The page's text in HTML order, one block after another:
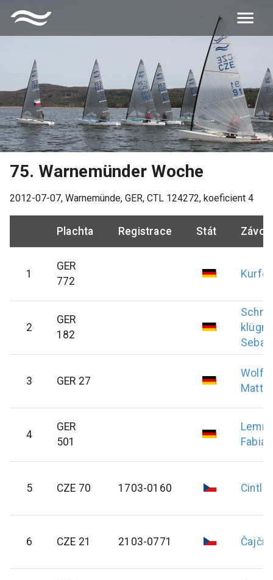
75. Warnemünder Woche
2012-07-07, Warnemünde, GER, CTL 124272, koeficient 4
Plachta Registrace Stát
1
GER
772
2
GER
182
3 GER 27
Wolff
4
GER
501
Fabian
5 CZE 70 1703-0160 Cintl
6 CZE 21 2103-0771 Čajčík